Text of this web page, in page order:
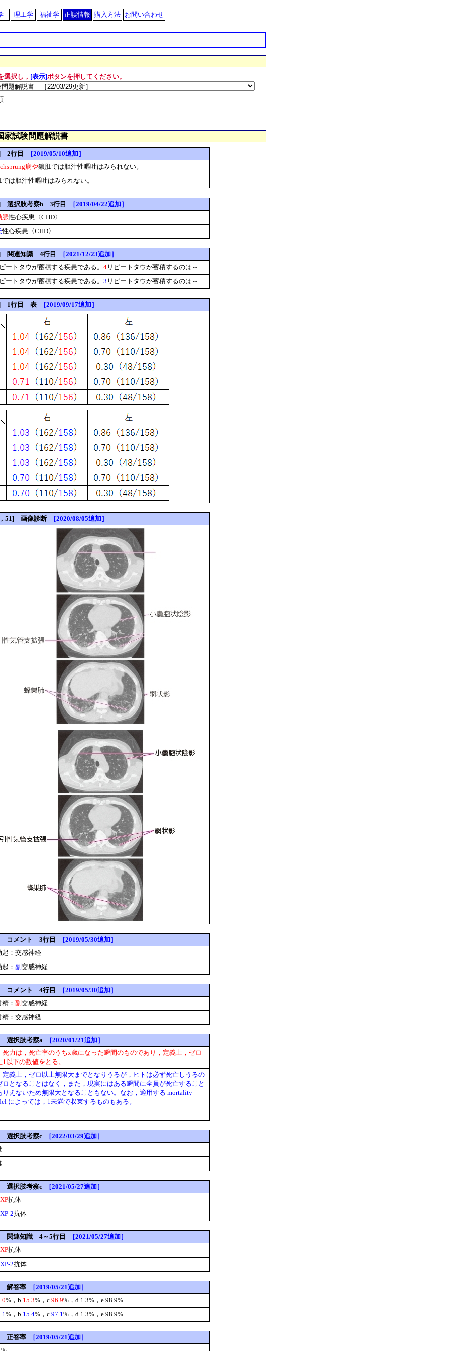
理工学 福祉学 正誤情報 購入方法 お問い合わせ
選択し， [表示]ボタンを押してください。
試験問題解説書
2行目
［2019/05/10追加］
病や鎖肛では胆汁性嘔吐はみられない。
では胆汁性嘔吐はみられない。
選択肢考察b 3行目
［2019/04/22追加］
脈性心疾患〈CHD〉
性心疾患〈CHD〉
関連知識 4行目
［2021/12/23追加］
ートタウが蓄積する疾患である。 4 リピートタウが蓄積するのは～
ートタウが蓄積する疾患である。 3 リピートタウが蓄積するのは～
1行目 表 ［2019/09/17追加］
51] 画像診断 ［2020/08/05追加］
コメント 3行目
［2019/05/30追加］
起：交感神経
： 副 交感神経
コメント 4行目
［2019/05/30追加］
： 副 交感神経
精：交感神経
選択肢考察a
［2020/01/21追加］
死力は，死亡率のうちx歳になった瞬間のものであり，定義上，ゼロ
1以下の数値をとる。
定義上，ゼロ以上無限大までとなりうるが，ヒトは必ず死亡しうるの
ロとなることはなく，また，現実にはある瞬間に全員が死亡すること
りえないため無限大となることもない。なお，適用する mortality
によっては，1未満で収束するものもある。
選択肢考察c
［2022/03/29追加］
選択肢考察c
［2021/05/27追加］
抗体
2抗体
関連知識 4～5行目
［2021/05/27追加］
抗体
2抗体
解答率
［2019/05/21追加］
%，b 15.3%，c 96.9%，d 1.3%，e 98.9%
%，b 15.4%，c 97.1%，d 1.3%，e 98.9%
正答率
［2019/05/21追加］